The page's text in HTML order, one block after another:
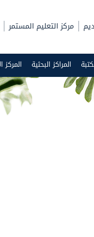
مركز التعليم المستمر
المراكز البحثية المركز